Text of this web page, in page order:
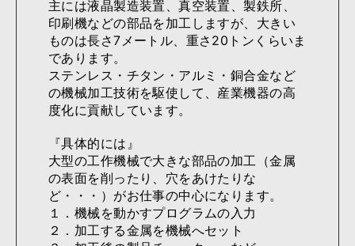
主には液晶製造装置、真空装置、製鉄所、
印刷機などの部品を加工しますが、大きい
ものは長さ7メートル、重さ20トンくらいま
であります。
ステンレス・チタン・アルミ・銅合金など
の機械加工技術を駆使して、産業機器の高
度化に貢献しています。
『具体的には』
大型の工作機械で大きな部品の加工（金属
の表面を削ったり、穴をあけたりな
ど・・・）がお仕事の中心になります。
１．機械を動かすプログラムの入力
２．加工する金属を機械へセット